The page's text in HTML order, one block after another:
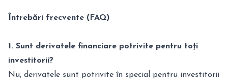
Întrebări frecvente (FAQ)
1. Sunt derivatele financiare potrivite pentru toți
investitorii?
Nu, derivatele sunt potrivite în special pentru investitorii